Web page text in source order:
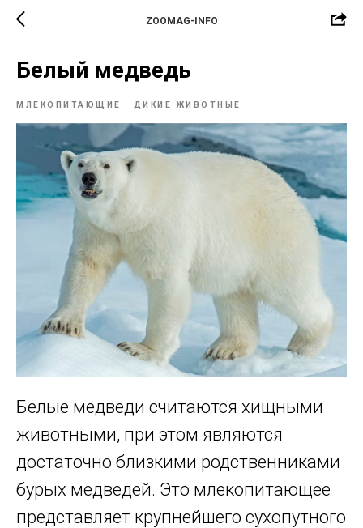
ZOOMAG-INFO
Белый медведь
МЛЕКОПИТАЮЩИЕ ДИКИЕ ЖИВОТНЫЕ
Белые медведи считаются хищными
животными, при этом являются
достаточно близкими родственниками
бурых медведей. Это млекопитающее
представляет крупнейшего сухопутного